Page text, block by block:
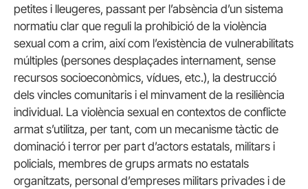
petites i lleugeres, passant per l’absència d’un sistema
normatiu clar que reguli la prohibició de la violència
sexual com a crim, així com l’existència de vulnerabilitats
múltiples (persones desplaçades internament, sense
recursos socioeconòmics, vídues, etc.), la destrucció
dels vincles comunitaris i el minvament de la resiliència
individual. La violència sexual en contextos de conflicte
armat s’utilitza, per tant, com un mecanisme tàctic de
dominació i terror per part d’actors estatals, militars i
policials, membres de grups armats no estatals
organitzats, personal d’empreses militars privades i de